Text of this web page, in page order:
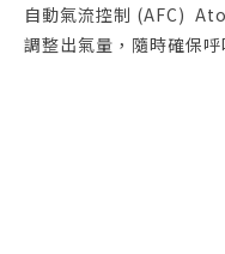
自動氣流控制 (AFC)
調整出氣量，隨時確保呼